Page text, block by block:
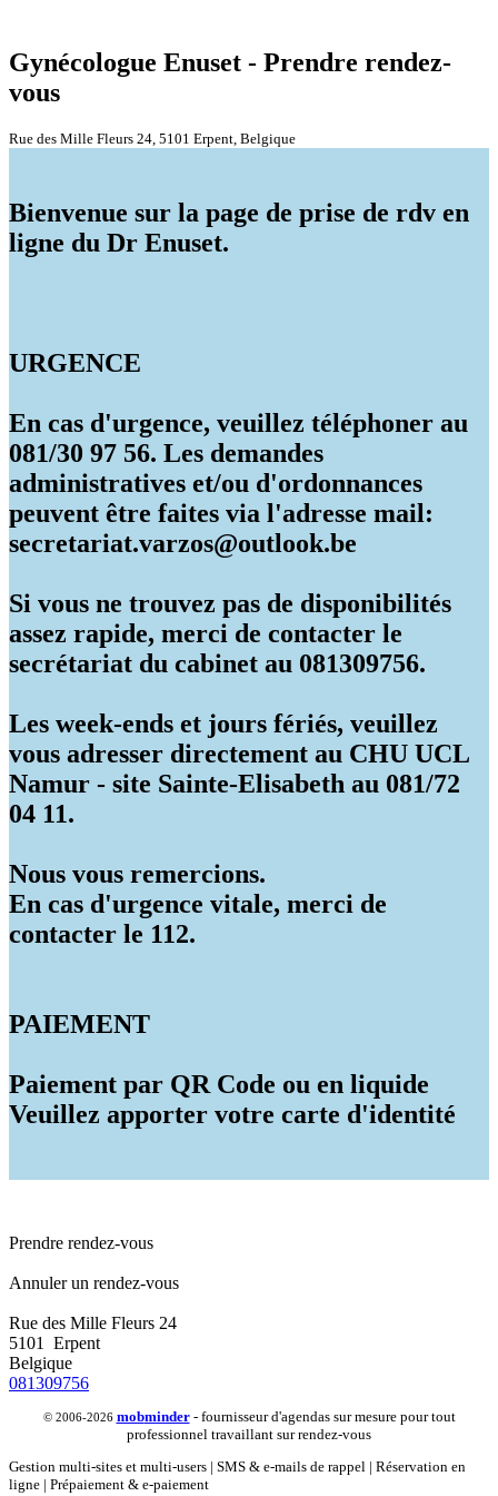
Gynécologue Enuset - Prendre rendez-
vous
Rue des Mille Fleurs 24, 5101 Erpent, Belgique
Bienvenue sur la page de prise de rdv en
ligne du Dr Enuset.
URGENCE
En cas d'urgence, veuillez téléphoner au
081/30 97 56. Les demandes
administratives et/ou d'ordonnances
peuvent être faites via l'adresse mail:
secretariat.varzos@outlook.be
Si vous ne trouvez pas de disponibilités
assez rapide, merci de contacter le
secrétariat du cabinet au 081309756.
Les week-ends et jours fériés, veuillez
vous adresser directement au CHU UCL
Namur - site Sainte-Elisabeth au 081/72
04 11.
Nous vous remercions.
En cas d'urgence vitale, merci de
contacter le 112.
PAIEMENT
Paiement par QR Code ou en liquide
Veuillez apporter votre carte d'identité
Prendre rendez-vous
Annuler un rendez-vous
Rue des Mille Fleurs 24
5101 Erpent
Belgique
081309756
© 2006-2026 mobminder- fournisseur d'agendas sur mesure pour tout
professionnel travaillant sur rendez-vous
Gestion multi-sites et multi-users | SMS & e-mails de rappel | Réservation en
ligne | Prépaiement & e-paiement